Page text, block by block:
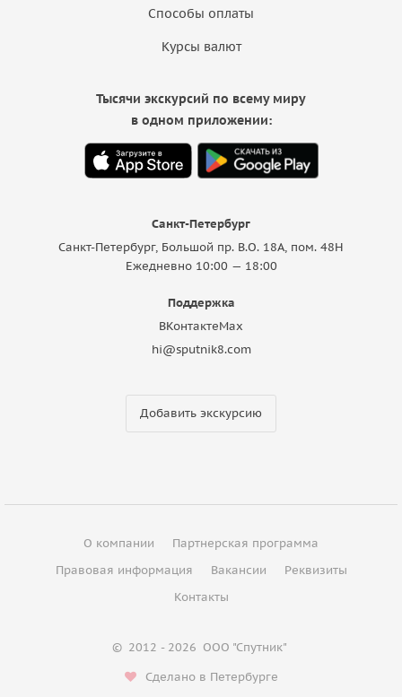
Способы оплаты
Курсы валют
Санкт-Петербург
Санкт-Петербург, Большой пр. В.О. 18A, пом. 48Н
Ежедневно 10:00 — 18:00
Поддержка
ВКонтактеMax
hi@sputnik8.com
Добавить экскурсию
Тысячи экскурсий по всему миру
в одном приложении:
О компании
Партнерская программа
Правовая информация
Вакансии
Реквизиты
Контакты
© 2012 - 2026 ООО "Спутник"
Сделано в Петербурге